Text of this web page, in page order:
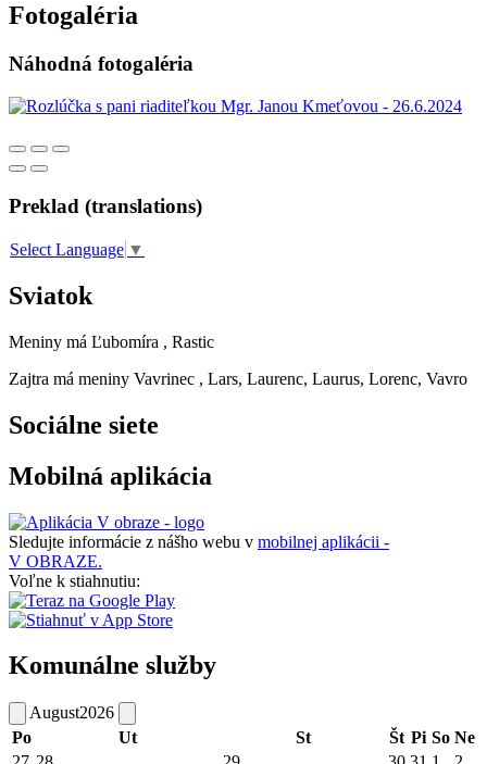
Fotogaléria
Náhodná fotogaléria
Preklad (translations)
Select Language ▼
Sviatok
Meniny má Ľubomíra , Rastic
Zajtra má meniny Vavrinec , Lars, Laurenc, Laurus, Lorenc, Vavro
Sociálne siete
Mobilná aplikácia
Sledujte informácie z nášho webu v mobilnej aplikácii -
V OBRAZE.
Voľne k stiahnutiu:
Komunálne služby
August2026
Po
Ut St Št Pi So Ne